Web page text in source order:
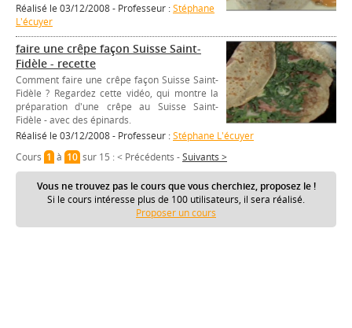
Réalisé le 03/12/2008 - Professeur :Stéphane
L'écuyer
faire une crêpe façon Suisse Saint-
Fidèle - recette
Comment faire une crêpe façon Suisse Saint-
Fidèle ? Regardez cette vidéo, qui montre la
préparation d'une crêpe au Suisse Saint-
Fidèle - avec des épinards.
Réalisé le 03/12/2008 - Professeur :Stéphane L'écuyer
Cours 1à 10sur 15 :< Précédents -Suivants >
Vous ne trouvez pas le cours que vous cherchiez, proposez le !
Si le cours intéresse plus de 100 utilisateurs, il sera réalisé.
Proposer un cours